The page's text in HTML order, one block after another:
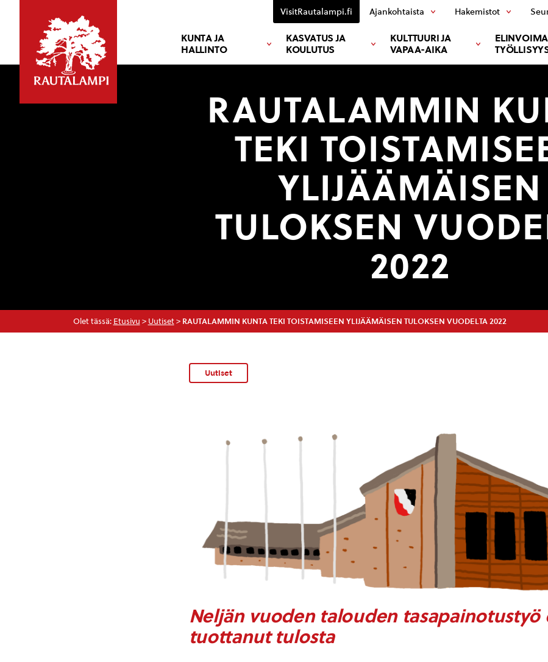
KUNTA JA
HALLINTO
KASVATUS JA
KOULUTUS
KULTTUURI JA
VAPAA-AIKA
VisitRautalampi.fi Ajankohtaista Hakemistot
RAUTALAMMIN
TEKI
YLIJÄÄMÄISEN
TULOKSEN
2022
Olet tässä: Etusivu > Uutiset> RAUTALAMMIN KUNTA TEKI TOISTAMISEEN YLIJÄÄMÄISEN TULOKSEN VUODELTA 2022
Uutiset
Neljän vuoden talouden tasapainotustyö
tuottanut tulosta